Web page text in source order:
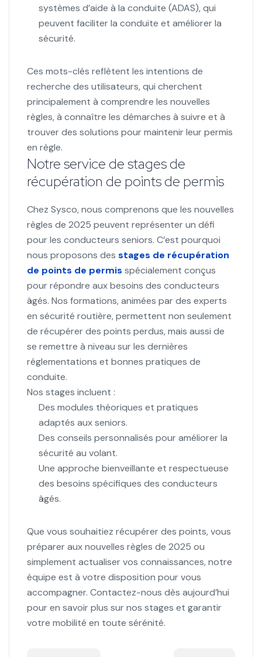
systèmes d’aide à la conduite (ADAS), qui
peuvent faciliter la conduite et améliorer la
sécurité.
Ces mots-clés reflètent les intentions de
recherche des utilisateurs, qui cherchent
principalement à comprendre les nouvelles
règles, à connaître les démarches à suivre et à
trouver des solutions pour maintenir leur permis
en règle.
Notre service de stages de
récupération de points de permis
Chez Sysco, nous comprenons que les nouvelles
règles de 2025 peuvent représenter un défi
pour les conducteurs seniors. C’est pourquoi
nous proposons des stages de récupération
de points de permis spécialement conçus
pour répondre aux besoins des conducteurs
âgés. Nos formations, animées par des experts
en sécurité routière, permettent non seulement
de récupérer des points perdus, mais aussi de
se remettre à niveau sur les dernières
réglementations et bonnes pratiques de
conduite.
Nos stages incluent :
Des modules théoriques et pratiques
adaptés aux seniors.
Des conseils personnalisés pour améliorer la
sécurité au volant.
Une approche bienveillante et respectueuse
des besoins spécifiques des conducteurs
âgés.
Que vous souhaitiez récupérer des points, vous
préparer aux nouvelles règles de 2025 ou
simplement actualiser vos connaissances, notre
équipe est à votre disposition pour vous
accompagner. Contactez-nous dès aujourd’hui
pour en savoir plus sur nos stages et garantir
votre mobilité en toute sérénité.